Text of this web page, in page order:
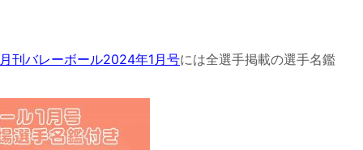
月刊バレーボール2024年1月号には全選手掲載の選手名鑑